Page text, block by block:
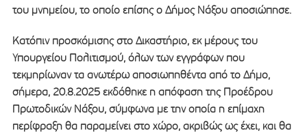
του μνημείου, το οποίο επίσης ο Δήμος Νάξου αποσιώπησε.
Κατόπιν προσκόμισης στο Δικαστήριο, εκ μέρους του
Υπουργείου Πολιτισμού, όλων των εγγράφων που
τεκμηρίωναν τα ανωτέρω αποσιωπηθέντα από το Δήμο,
σήμερα, 20.8.2025 εκδόθηκε η απόφαση της Προέδρου
Πρωτοδικών Νάξου, σύμφωνα με την οποία η επίμαχη
περίφραξη θα παραμείνει στο χώρο, ακριβώς ως έχει, και θα